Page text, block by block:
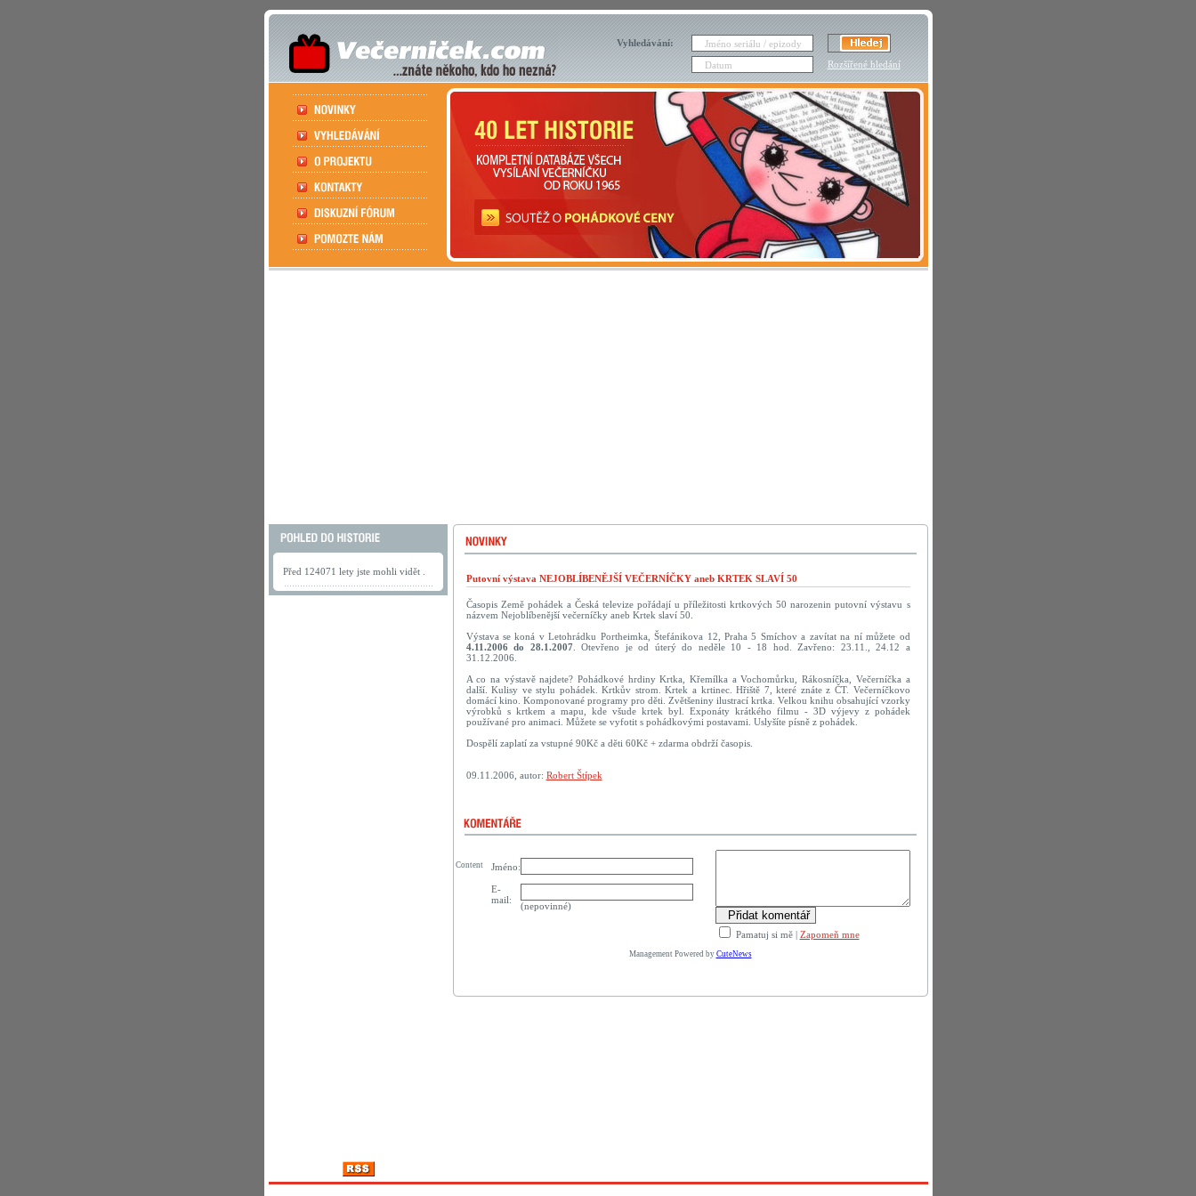
Vyhledávání:
Rozšířené hledání
Před 124071 lety jste mohli vidět .
Putovní výstava NEJOBLÍBENĚJŠÍ VEČERNÍČKY aneb KRTEK SLAVÍ 50
Časopis Země pohádek a Česká televize pořádají u příležitosti krtkových 50 narozenin putovní výstavu s
názvem Nejoblíbenější večerníčky aneb Krtek slaví 50.
Výstava se koná v Letohrádku Portheimka, Štefánikova 12, Praha 5 Smíchov a zavítat na ní můžete od
4.11.2006 do 28.1.2007. Otevřeno je od úterý do neděle 10 - 18 hod. Zavřeno: 23.11., 24.12 a
31.12.2006.
A co na výstavě najdete? Pohádkové hrdiny Krtka, Křemílka a Vochomůrku, Rákosníčka, Večerníčka a
další. Kulisy ve stylu pohádek. Krtkův strom. Krtek a krtinec. Hřiště 7, které znáte z ČT. Večerníčkovo
domácí kino. Komponované programy pro děti. Zvětšeniny ilustrací krtka. Velkou knihu obsahující vzorky
výrobků s krtkem a mapu, kde všude krtek byl. Exponáty krátkého filmu - 3D výjevy z pohádek
používané pro animaci. Můžete se vyfotit s pohádkovými postavami. Uslyšíte písně z pohádek.
Dospělí zaplatí za vstupné 90Kč a děti 60Kč + zdarma obdrží časopis.
09.11.2006, autor: Robert Štípek
Jméno:
Pamatuj si mě| Zapomeň mne
E-
mail:
(nepovinné)
Content
Management Powered by CuteNews